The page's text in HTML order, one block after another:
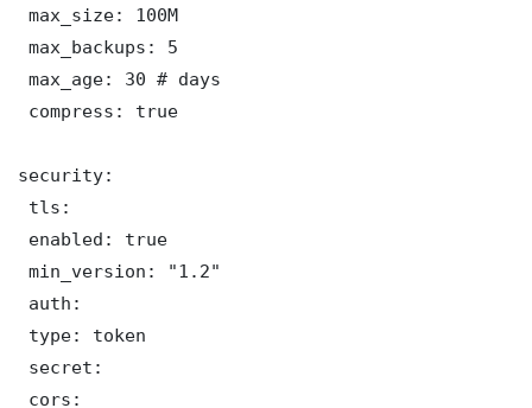
max_size: 100M
max_backups: 5
max_age: 30 # days
compress: true
security:
tls:
enabled: true
min_version: "1.2"
auth:
type: token
secret:
cors: